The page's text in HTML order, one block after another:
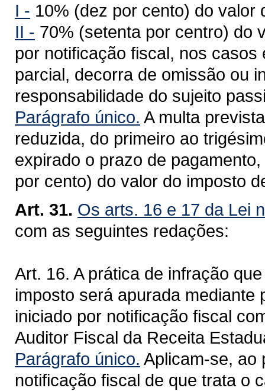
I - 10% (dez por cento) do valor
II - 70% (setenta por centro) do
por notificação fiscal, nos
parcial, decorra de omissão ou
responsabilidade do sujeito
Parágrafo único. A multa
reduzida, do primeiro ao
expirado o prazo de
por cento) do valor do imposto
Art. 31. Os arts. 16 e 17 da Lei
com as seguintes redações:
Art. 16. A prática de infração
imposto será apurada
iniciado por notificação fiscal
Auditor Fiscal da Receita
Parágrafo único. Aplicam-se, ao
notificação fiscal de que trata o